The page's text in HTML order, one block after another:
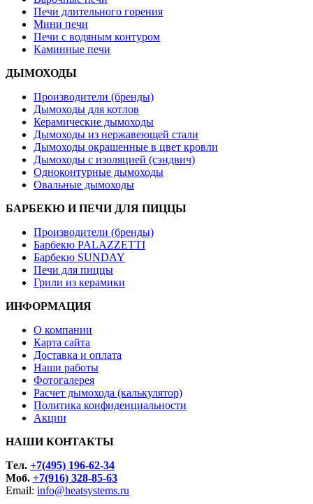
Печи длительного горения
Мини печи
Печи с водяным контуром
Каминные печи
ДЫМОХОДЫ
Производители (бренды)
Дымоходы для котлов
Керамические дымоходы
Дымоходы из нержавеющей стали
Дымоходы окрашенные в цвет кровли
Дымоходы с изоляцией (сэндвич)
Одноконтурные дымоходы
Овальные дымоходы
БАРБЕКЮ И ПЕЧИ ДЛЯ ПИЦЦЫ
Производители (бренды)
Барбекю PALAZZETTI
Барбекю SUNDAY
Печи для пиццы
Грили из керамики
ИНФОРМАЦИЯ
О компании
Карта сайта
Доставка и оплата
Наши работы
Фотогалерея
Расчет дымохода (калькулятор)
Политика конфиденциальности
Акции
НАШИ КОНТАКТЫ
Tел. +7(495) 196-62-34
Моб. +7(916) 328-85-63
Email: info@heatsystems.ru